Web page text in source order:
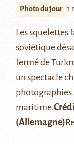
Photo du jour 1
Les squelettes
soviétique
fermé de
un spectacle
photographies
maritime.
(Allemagne)